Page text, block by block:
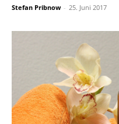
Stefan Pribnow - 25. Juni 2017